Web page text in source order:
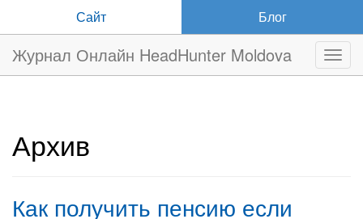
Сайт Блог
Журнал Онлайн HeadHunter Moldova
Архив
Как получить пенсию если